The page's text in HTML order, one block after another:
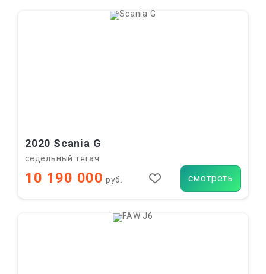
2020 Scania G
седельный тягач
10 190 000 руб. смотреть